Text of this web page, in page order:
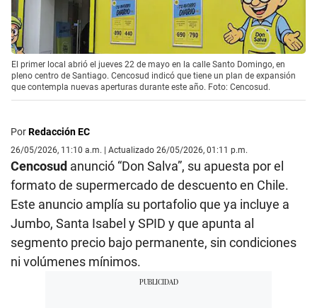
El primer local abrió el jueves 22 de mayo en la calle Santo Domingo, en
pleno centro de Santiago. Cencosud indicó que tiene un plan de expansión
que contempla nuevas aperturas durante este año. Foto: Cencosud.
PorRedacción EC
26/05/2026, 11:10 a.m. | Actualizado 26/05/2026, 01:11 p.m.
Cencosud anunció “Don Salva”, su apuesta por el
formato de supermercado de descuento en Chile.
Este anuncio amplía su portafolio que ya incluye a
Jumbo, Santa Isabel y SPID y que apunta al
segmento precio bajo permanente, sin condiciones
ni volúmenes mínimos.